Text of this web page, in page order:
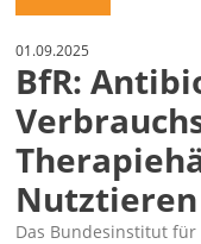
01.09.2025
BfR:
Nutztieren
Das Bundesinstitut für